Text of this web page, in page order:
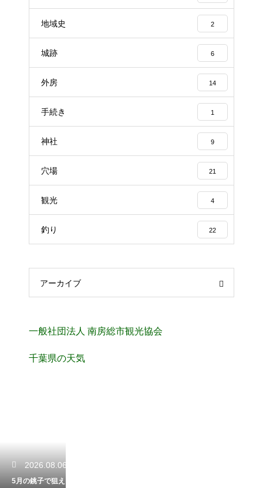
地域史 2
城跡 6
外房 14
手続き 1
神社 9
穴場 21
観光 4
釣り 22
アーカイブ
一般社団法人 南房総市観光協会
千葉県の天気
2026.08.06
5月の銚子で狙え